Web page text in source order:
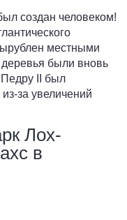
создан человеком!
местными
были вновь
II был
за увеличений
Лох-
в